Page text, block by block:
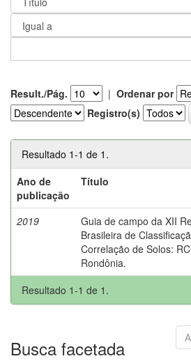
Result./Pág. | Ordenar por
Registro(s)
Resultado 1-1 de 1.
Ano de
publicação
Título
2019
Guia de campo da XII
Brasileira de
Correlação de Solos:
Rondônia.
Resultado 1-1 de 1.
Busca facetada